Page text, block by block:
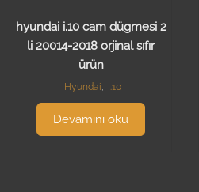
hyundai i.10 cam dügmesi 2
li 20014-2018 orjinal sıfır
ürün
Hyundai, İ.10
Devamını oku